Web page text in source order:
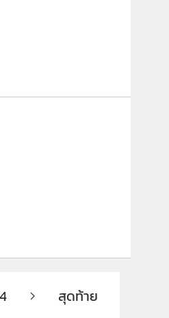
4 สุดท้าย